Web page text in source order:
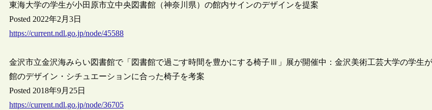
東海大学の学生が小田原市立中央図書館（神奈川県）の館内サインのデザインを提案
Posted 2022年2月3日
https://current.ndl.go.jp/node/45588
金沢市立金沢海みらい図書館で「図書館で過ごす時間を豊かにする椅子Ⅲ」展が開催中：金沢美術工芸大学の学生
館のデザイン・シチュエーションに合った椅子を考案
Posted 2018年9月25日
https://current.ndl.go.jp/node/36705